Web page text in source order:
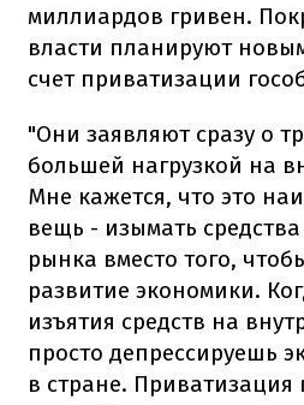
миллиардов гривен.
власти планируют
счет приватизации
"Они заявляют сразу о
большей нагрузкой на
Мне кажется, что это
вещь - изымать
рынка вместо того,
развитие экономики.
изъятия средств на
просто депрессируешь
в стране. Приватизация